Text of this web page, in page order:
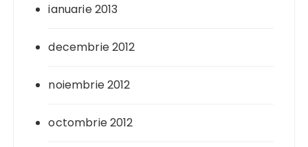
ianuarie 2013
decembrie 2012
noiembrie 2012
octombrie 2012